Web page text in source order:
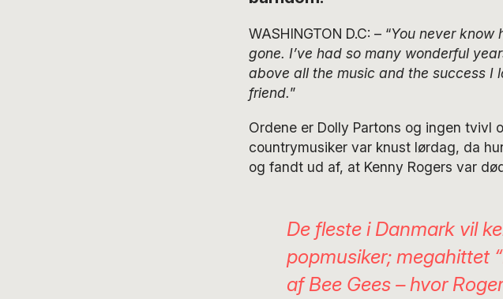
WASHINGTON D.C: – “You never know
gone. I’ve had so many wonderful
above all the music and the success I
friend.”
Ordene er Dolly Partons og ingen tvivl
countrymusiker var knust lørdag, da
og fandt ud af, at Kenny Rogers var
De fleste i Danmark vil
popmusiker; megahittet
af Bee Gees – hvor